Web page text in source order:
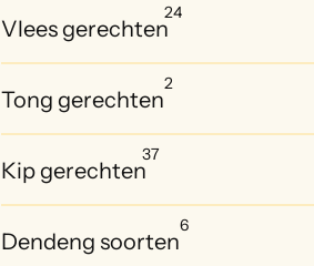
Vlees gerechten
24
Tong gerechten
2
Kip gerechten
37
Dendeng soorten
6